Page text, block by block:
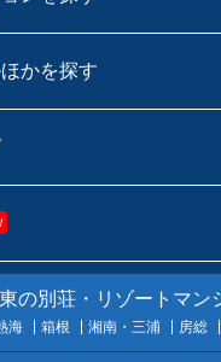
かを探す
の別荘・リゾートマン
海 箱根 湘南・三浦 房総